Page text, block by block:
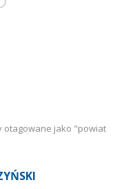
otagowane jako "powiat